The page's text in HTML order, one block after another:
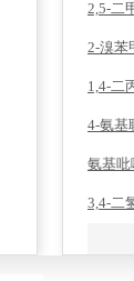
2,5-二
2-溴苯
1,4-二
4-氨基
氨基吡
3,4-二